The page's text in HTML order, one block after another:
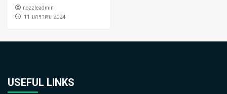
nozzleadmin
่11 มกราคม 2024
USEFUL LINKS